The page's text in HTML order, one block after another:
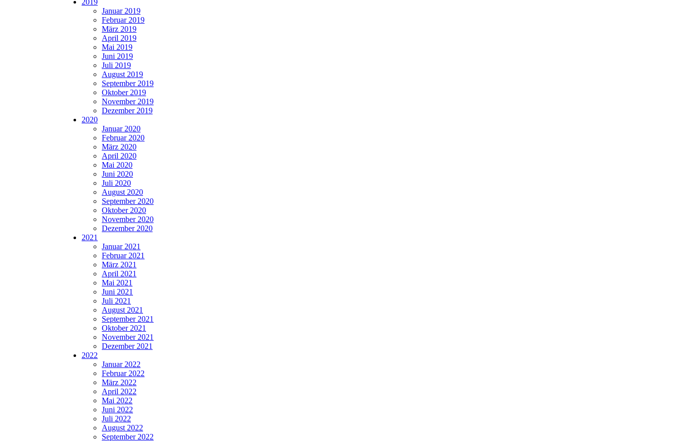
Januar 2019
Februar 2019
März 2019
April 2019
Mai 2019
Juni 2019
Juli 2019
August 2019
September 2019
Oktober 2019
November 2019
Dezember 2019
2020
Januar 2020
Februar 2020
März 2020
April 2020
Mai 2020
Juni 2020
Juli 2020
August 2020
September 2020
Oktober 2020
November 2020
Dezember 2020
2021
Januar 2021
Februar 2021
März 2021
April 2021
Mai 2021
Juni 2021
Juli 2021
August 2021
September 2021
Oktober 2021
November 2021
Dezember 2021
2022
Januar 2022
Februar 2022
März 2022
April 2022
Mai 2022
Juni 2022
Juli 2022
August 2022
September 2022